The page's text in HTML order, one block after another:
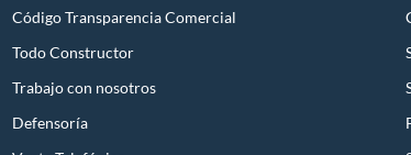
Código Transparencia Comercial
Todo Constructor
Trabajo con nosotros
Defensoría